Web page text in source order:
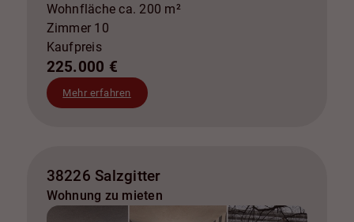
Wohnfläche ca. 200 m²
Zimmer 10
Kaufpreis
225.000 €
Mehr erfahren
38226 Salzgitter
Wohnung zu mieten